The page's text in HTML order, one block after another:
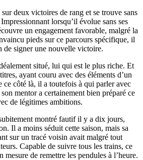
sur deux victoires de rang et se trouve sans
lorsqu’il évolue sans ses
un engagement favorable, malgré la
pieds sur ce parcours spécifique, il
de signer une nouvelle victoire.
situé, lui qui est le plus riche. Et
ayant couru avec des éléments d’un
ce côté là, il a toutefois à qui parler avec
mentor a certainement bien préparé ce
de légitimes ambitions.
montré fautif il y a dix jours,
Il a moins séduit cette saison, mais sa
sur un tracé voisin avait malgré tout
Capable de suivre tous les trains, ce
mesure de remettre les pendules à l’heure.